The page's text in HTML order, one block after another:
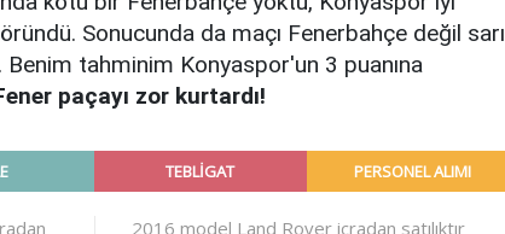
Sonucunda da maçı Fenerbahçe değil sarı
tahminim Konyaspor'un 3 puanına
paçayı zor kurtardı!